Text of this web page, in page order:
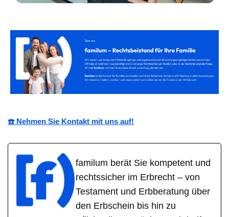
☎️ Nehmen Sie Kontakt mit uns auf!
familum berät Sie kompetent und
rechtssicher im Erbrecht – von
Testament und Erbberatung über
den Erbschein bis hin zu